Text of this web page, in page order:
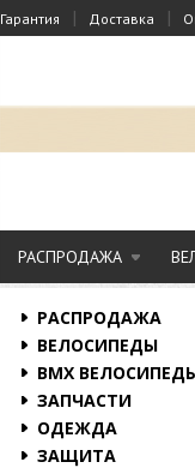
Гарантия | Доставка |
РАСПРОДАЖА
РАСПРОДАЖА
ВЕЛОСИПЕДЫ
BMX
ЗАПЧАСТИ
ОДЕЖДА
ЗАЩИТА